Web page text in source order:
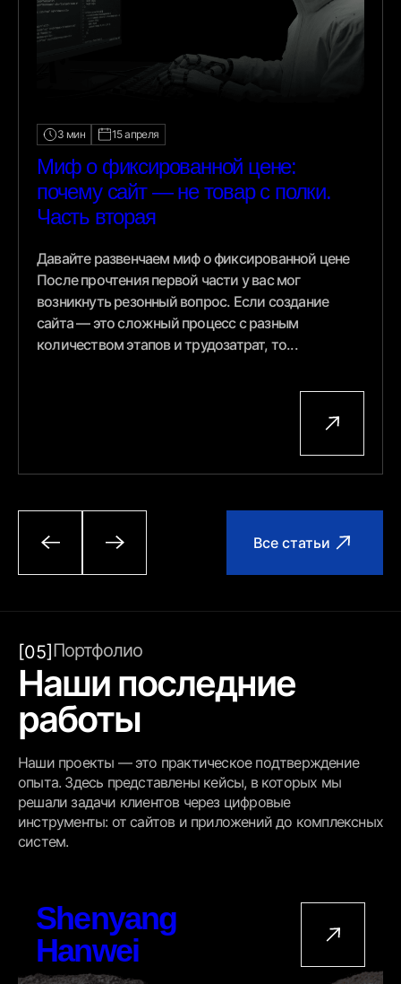
3 мин 15 апреля
Миф о фиксированной цене:
почему сайт — не товар с полки.
Часть вторая
Давайте развенчаем миф о фиксированной цене
После прочтения первой части у вас мог
возникнуть резонный вопрос. Если создание
сайта — это сложный процесс с разным
количеством этапов и трудозатрат, то...
Все статьи
[05]Портфолио
Наши последние
работы
Наши проекты — это практическое подтверждение
опыта. Здесь представлены кейсы, в которых мы
решали задачи клиентов через цифровые
инструменты: от сайтов и приложений до комплексных
систем.
Shenyang
Hanwei